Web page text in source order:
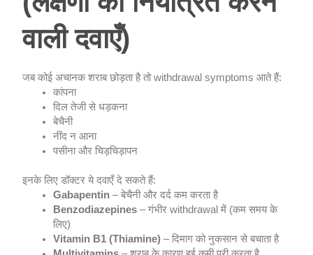
वाली दवाएँ)
जब कोई अचानक शराब छोड़ता है तो withdrawal symptoms आते हैं:
कांपना
दिल तेजी से धड़कना
बेचैनी
नींद न आना
पसीना और चिड़चिड़ापन
इनके लिए डॉक्टर ये दवाएँ दे सकते हैं:
Gabapentin – बेचैनी और दर्द कम करता है
Benzodiazepines – गंभीर withdrawal में (कम समय के
लिए)
Vitamin B1 (Thiamine) – दिमाग को नुकसान से बचाता है